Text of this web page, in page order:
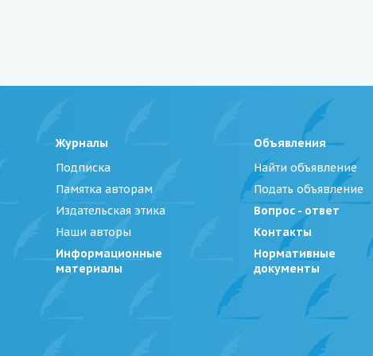
Журналы
Подписка
Памятка авторам
Издательская этика
Наши авторы
Информационные
материалы
Объявления
Найти объявление
Подать объявление
Вопрос - ответ
Контакты
Нормативные
документы